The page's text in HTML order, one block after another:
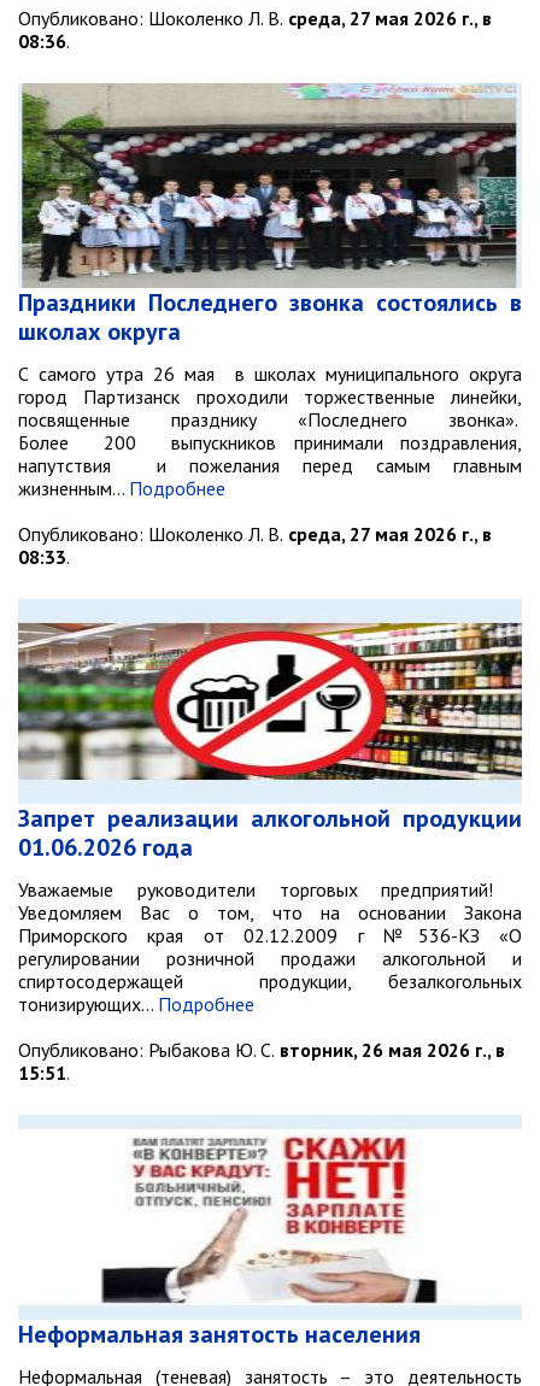
Избирательная комиссия
Контрольно-счётная палата
Суд
Прокуратура г. Партизанска
Противодействие экстремизму
Противодействие коррупции
Природоохранная прокуратура
ОМВД по г. Партизанску
Информация для населения
МИФНС № 16 по ПК
страхования
Отдел статистики
Отделение КГКУ "ПЦЗН" в г.
Партизанске
Росреестр
Новости
Анонсы
Публичные слушания
Опросы
ПОСЛЕДНИЕ МАТЕРИАЛЫ
Последние материалы
СВО
Опубликовано: Шоколенко Л. В. среда, 27 мая 2026 г., в
08:36.
Праздники Последнего звонка состоялись в
школах округа
С самого утра 26 мая в школах муниципального округа
город Партизанск проходили торжественные линейки,
посвященные празднику «Последнего звонка».
Более 200 выпускников принимали поздравления,
напутствия и пожелания перед самым главным
жизненным… Подробнее
Опубликовано: Шоколенко Л. В. среда, 27 мая 2026 г., в
08:33.
Запрет реализации алкогольной продукции
01.06.2026 года
Уважаемые руководители торговых предприятий!
Уведомляем Вас о том, что на основании Закона
Приморского края от 02.12.2009 г №536-КЗ «О
регулировании розничной продажи алкогольной и
спиртосодержащей продукции, безалкогольных
тонизирующих… Подробнее
Опубликовано: Рыбакова Ю. С. вторник, 26 мая 2026 г., в
15:51.
Неформальная занятость населения
Неформальная (теневая) занятость – это деятельность